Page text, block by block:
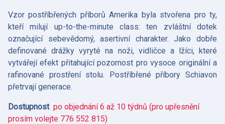
Vzor postříbřených příborů Amerika byla stvořena pro ty,
kteří milují up-to-the-minute class: ten zvláštní dotek
označující sebevědomý, asertivní charakter. Jako dobře
definované drážky vyryté na noži, vidličce a lžíci, které
vytvářejí efekt přitahující pozornost pro vysoce originální a
rafinované prostření stolu. Postříbřené příbory Schiavon
přetrvají generace.
Dostupnost po objednání 6 až 10 týdnů (pro upřesnění
prosím volejte 776 552 815)